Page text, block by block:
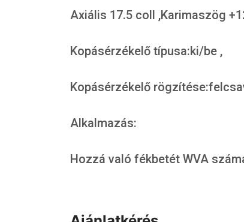
Axiális 17.5 coll ,Karimaszög
Kopásérzékelő típusa:ki/be ,
Kopásérzékelő
Alkalmazás:
Hozzá való fékbetét WVA